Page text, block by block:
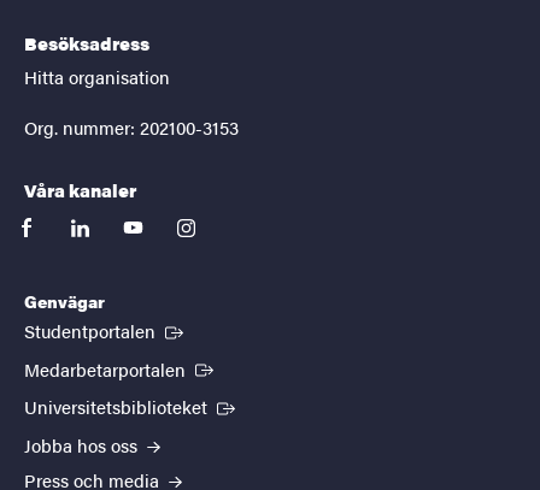
Besöksadress
Hitta organisation
Org. nummer: 202100-3153
Våra kanaler
facebooklinkedinyoutubeinstagram
Genvägar
Studentportalen (Extern länk)
Medarbetarportalen (Extern länk)
Universitetsbiblioteket (Extern länk)
Jobba hos oss
Press och media